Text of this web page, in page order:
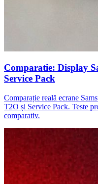
Comparatie: Display
Service Pack
Comparație reală ecrane
T2O și Service Pack. Teste
comparativ.